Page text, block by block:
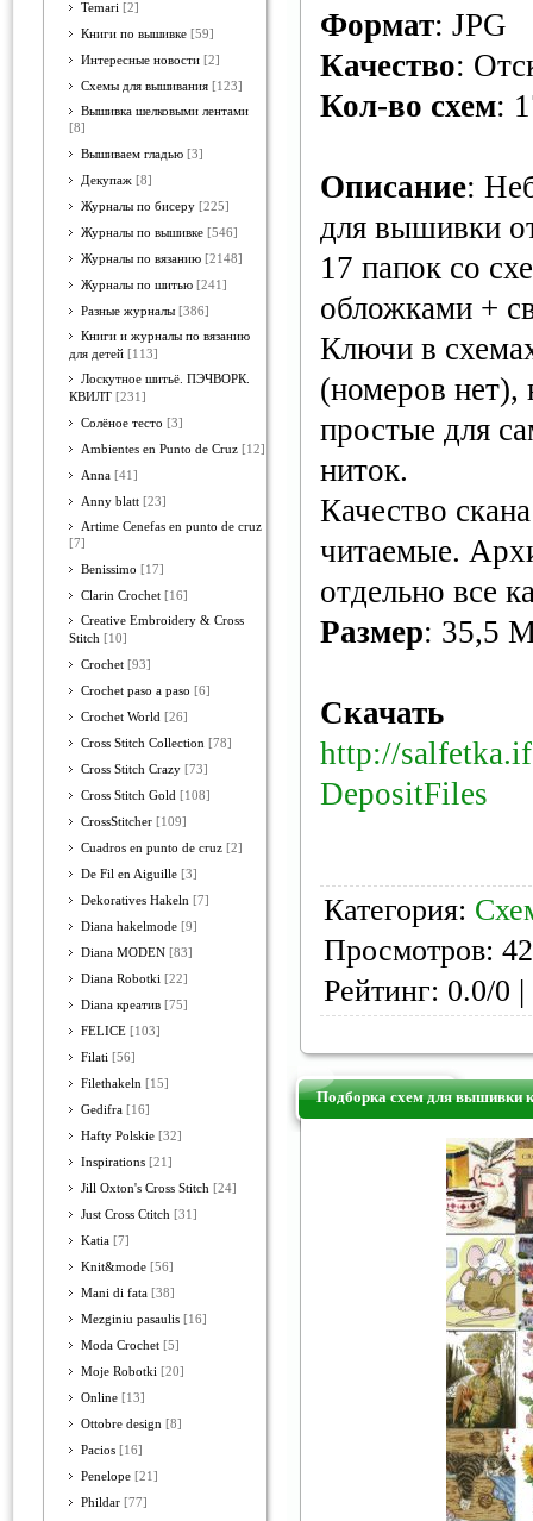
Temari [2]
Книги по вышивке [59]
Интересные новости [2]
Схемы для вышивания [123]
Вышивка шелковыми лентами
[8]
Вышиваем гладью [3]
Декупаж [8]
Журналы по бисеру [225]
Журналы по вышивке [546]
Журналы по вязанию [2148]
Журналы по шитью [241]
Разные журналы [386]
Книги и журналы по вязанию
для детей [113]
Лоскутное шитьё. ПЭЧВОРК.
КВИЛТ [231]
Солёное тесто [3]
Ambientes en Punto de Cruz [12]
Anna [41]
Anny blatt [23]
Artime Cenefas en punto de cruz
[7]
Benissimo [17]
Clarin Crochet [16]
Creative Embroidery & Cross
Stitch [10]
Crochet [93]
Crochet paso a paso [6]
Crochet World [26]
Cross Stitch Collection [78]
Cross Stitch Crazy [73]
Cross Stitch Gold [108]
CrossStitcher [109]
Cuadros en punto de cruz [2]
De Fil en Aiguille [3]
Dekoratives Hakeln [7]
Diana hakelmode [9]
Diana MODEN [83]
Diana Robotki [22]
Diana креатив [75]
FELICE [103]
Filati [56]
Filethakeln [15]
Gedifra [16]
Hafty Polskie [32]
Inspirations [21]
Jill Oxton's Cross Stitch [24]
Just Cross Ctitch [31]
Katia [7]
Knit&mode [56]
Mani di fata [38]
Mezginiu pasaulis [16]
Moda Crochet [5]
Moje Robotki [20]
Online [13]
Ottobre design [8]
Pacios [16]
Penelope [21]
Phildar [77]
Формат: JPG
Качество:
Кол-во схем:
Описание:
для вышивки
17 папок со
обложками +
Ключи в
(номеров нет),
простые для
ниток.
Качество
читаемые.
отдельно все
Размер: 35,5
Скачать
http://
DepositFiles
Категория:
Просмотров:
Рейтинг: 0.0/0 |
Подборка схем для вышивки